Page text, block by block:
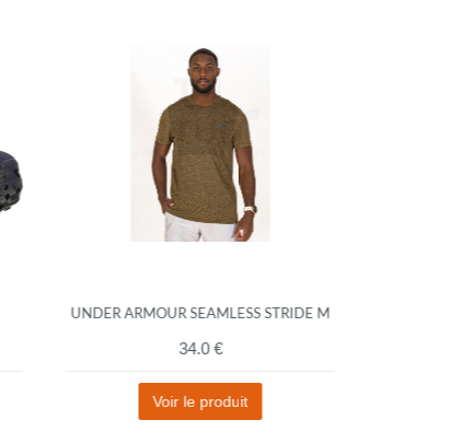
UNDER ARMOUR SEAMLESS STRIDE M
34.0 €
Voir le produit